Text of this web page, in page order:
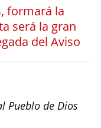
formará la
será la gran
del Aviso
Pueblo de Dios